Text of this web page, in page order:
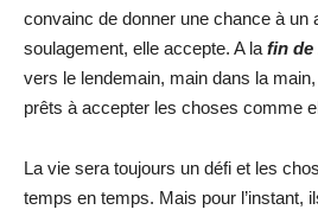
convainc de donner une chance à un
soulagement, elle accepte. A la fin de
vers le lendemain, main dans la
prêts à accepter les choses comme
La vie sera toujours un défi et les
temps en temps. Mais pour l’instant,